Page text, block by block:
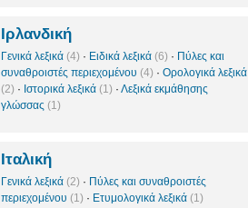
Ιρλανδική
Γενικά λεξικά (4) · Ειδικά λεξικά (6) · Πύλες και
συναθροιστές περιεχομένου (4) · Ορολογικά λεξικά
(2) · Ιστορικά λεξικά (1) · Λεξικά εκμάθησης
γλώσσας (1)
Ιταλική
Γενικά λεξικά (2) · Πύλες και συναθροιστές
περιεχομένου (1) · Ετυμολογικά λεξικά (1)